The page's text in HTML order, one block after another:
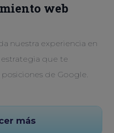
web
nuestra experiencia en
estrategia que te
de Google.
más